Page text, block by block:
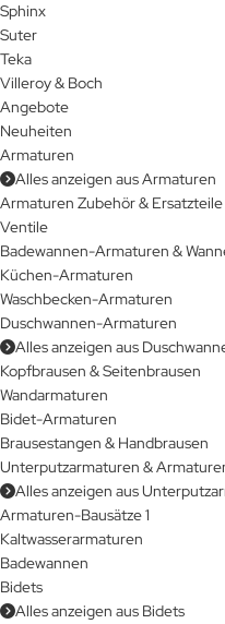
Sphinx
Suter
Teka
Villeroy & Boch
Angebote
Neuheiten
Armaturen
Alles anzeigen aus Armaturen
Armaturen Zubehör & Ersatzteile
Ventile
Badewannen-Armaturen &
Küchen-Armaturen
Waschbecken-Armaturen
Duschwannen-Armaturen
Alles anzeigen aus
Kopfbrausen & Seitenbrausen
Wandarmaturen
Bidet-Armaturen
Brausestangen & Handbrausen
Unterputzarmaturen &
Alles anzeigen aus
Armaturen-Bausätze 1
Kaltwasserarmaturen
Badewannen
Bidets
Alles anzeigen aus Bidets